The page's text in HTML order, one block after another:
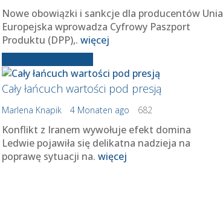
Nowe obowiązki i sankcje dla producentów Unia
Europejska wprowadza Cyfrowy Paszport
Produktu (DPP),. więcej
Cały łańcuch wartości pod presją
Marlena Knapik 4 Monaten ago 682
Konflikt z Iranem wywołuje efekt domina
Ledwie pojawiła się delikatna nadzieja na
poprawę sytuacji na. więcej